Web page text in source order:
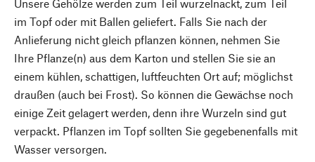
Unsere Gehölze werden zum Teil wurzelnackt, zum Teil
im Topf oder mit Ballen geliefert. Falls Sie nach der
Anlieferung nicht gleich pflanzen können, nehmen Sie
Ihre Pflanze(n) aus dem Karton und stellen Sie sie an
einem kühlen, schattigen, luftfeuchten Ort auf; möglichst
draußen (auch bei Frost). So können die Gewächse noch
einige Zeit gelagert werden, denn ihre Wurzeln sind gut
verpackt. Pflanzen im Topf sollten Sie gegebenenfalls mit
Wasser versorgen.